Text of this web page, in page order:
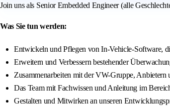
Join uns als Senior Embedded Engineer (alle
Was Sie tun werden:
Entwickeln und Pflegen von In-Vehicle-Software,
Erweitern und Verbessern bestehender
Zusammenarbeiten mit der VW-Gruppe, Anbietern
Das Team mit Fachwissen und Anleitung im
Gestalten und Mitwirken an unseren